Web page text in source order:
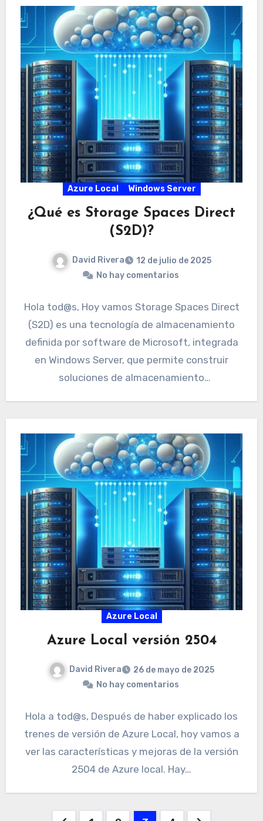
Azure Local Windows Server
¿Qué es Storage Spaces Direct
(S2D)?
David Rivera
12 de julio de 2025
No hay comentarios
Hola tod@s, Hoy vamos Storage Spaces Direct
(S2D) es una tecnología de almacenamiento
definida por software de Microsoft, integrada
en Windows Server, que permite construir
soluciones de almacenamiento
Azure Local
Azure Local versión 2504
David Rivera
26 de mayo de 2025
No hay comentarios
Hola a tod@s, Después de haber explicado los
trenes de versión de Azure Local, hoy vamos a
ver las características y mejoras de la versión
2504 de Azure local. Hay…